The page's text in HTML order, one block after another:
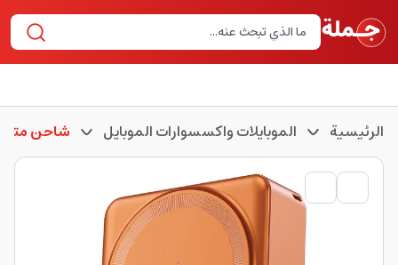
الرئيسية الموبايلات واكسسوارات الموبايل شاحن